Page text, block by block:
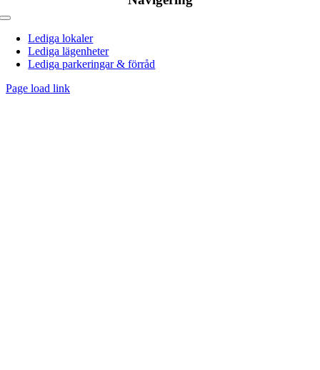
Toggle
navigationLediga lokaler
Lediga lägenheter
Lediga parkeringar & förråd
Page load link